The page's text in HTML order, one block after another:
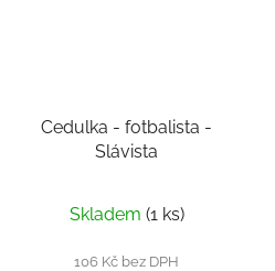
Cedulka - fotbalista -
Slávista
Skladem (1 ks)
106 Kč bez DPH